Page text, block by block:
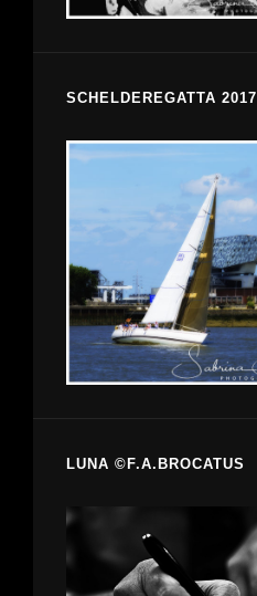
SCHELDEREGATTA 2017
LUNA ©F.A.BROCATUS